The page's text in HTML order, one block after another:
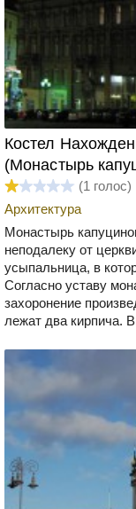
Костел
(Монастырь
(1 голос)
Архитектура
Монастырь
неподалеку от
усыпальница, в
Согласно уставу
захоронение
лежат два кирпича.